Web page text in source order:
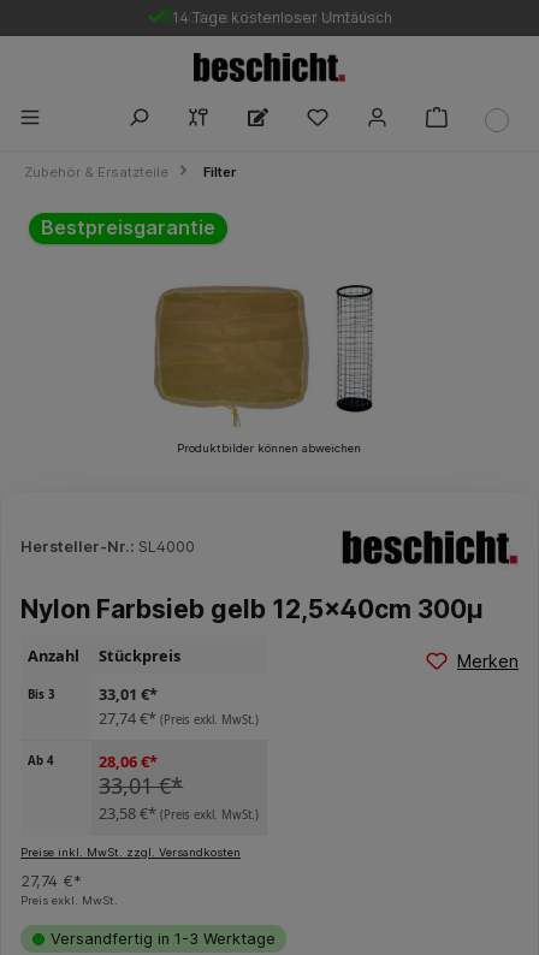
Gratis DE-Versand ab 250 €
14 Tage kostenloser Umtausch
Zubehör & Ersatzteile Filter
Bildergalerie überspringen
Bestpreisgarantie
Produktbilder können abweichen
Hersteller-Nr.: SL4000
Nylon Farbsieb gelb 12,5x40cm 300µ
Anzahl Stückpreis
Bis3
33,01 €*
27,74 €*(Preis exkl. MwSt.)
Ab4 28,06 €*
33,01 €*
23,58 €*(Preis exkl. MwSt.)
Merken
Preise inkl. MwSt. zzgl. Versandkosten
27,74 €*
Preis exkl. MwSt.
Versandfertig in 1-3 Werktage